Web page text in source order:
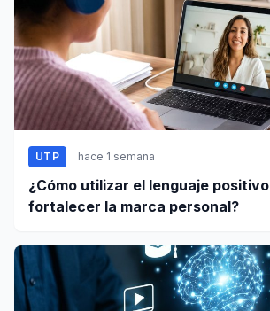
UTP hace 1 semana
¿Cómo utilizar el lenguaje
fortalecer la marca personal?